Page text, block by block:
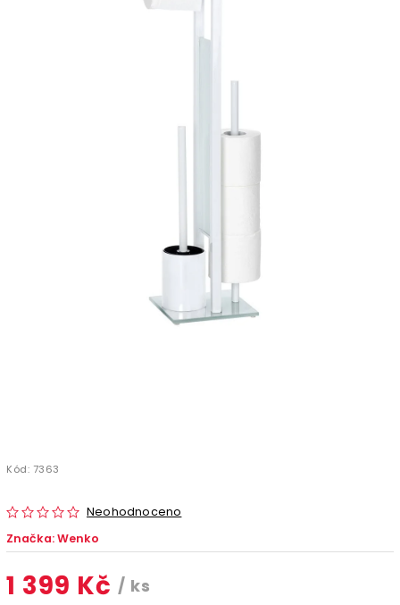
Kód: 7363
Neohodnoceno
Značka:Wenko
1 399 Kč / ks